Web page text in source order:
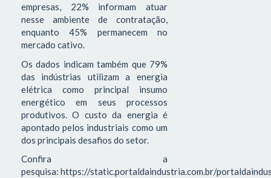
empresas, 22% informam atuar
nesse ambiente de contratação,
enquanto 45% permanecem no
mercado cativo.
Os dados indicam também que 79%
das indústrias utilizam a energia
elétrica como principal insumo
energético em seus processos
produtivos. O custo da energia é
apontado pelos industriais como um
dos principais desafios do setor.
Confira a
pesquisa: https://static.portaldaindustria.com.br/